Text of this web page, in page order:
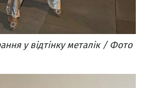
у відтінку металік / Фото